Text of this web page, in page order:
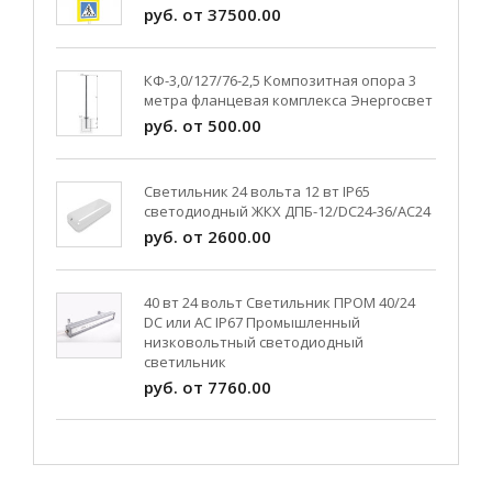
руб. от 37500.00
КФ-3,0/127/76-2,5 Композитная опора 3
метра фланцевая комплекса Энергосвет
руб. от 500.00
Светильник 24 вольта 12 вт IP65
светодиодный ЖКХ ДПБ-12/DC24-36/АС24
руб. от 2600.00
40 вт 24 вольт Светильник ПРОМ 40/24
DC или AC IP67 Промышленный
низковольтный светодиодный
светильник
руб. от 7760.00